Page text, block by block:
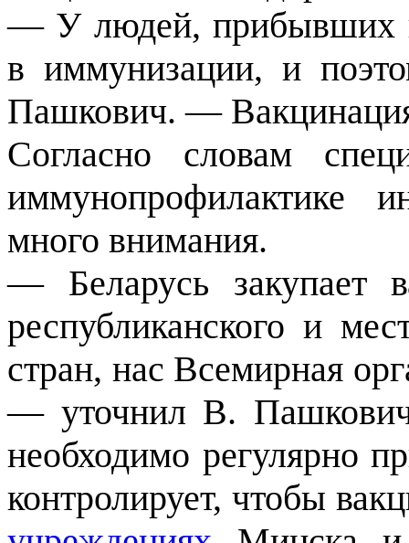
— У людей, прибывших
в иммунизации, и
Пашкович. —
Согласно словам
иммунопрофилактике
много внимания.
— Беларусь закупает
республиканского и
стран, нас Всемирная
— уточнил В.
необходимо регулярно
контролирует, чтобы